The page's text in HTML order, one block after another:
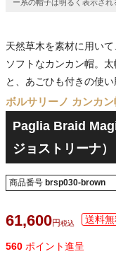
ー系の帽子は明るく表示され
天然草木を素材に用い
ソフトなカンカン帽。
と、あごひも付きの使い
ボルサリーノ カンカン
Paglia Braid
ジョストリーナ
商品番号 brsp030-brown
61,600 税込
560 ポイント進呈